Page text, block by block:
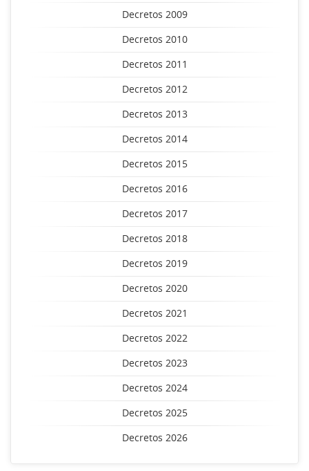
Decretos 2009
Decretos 2010
Decretos 2011
Decretos 2012
Decretos 2013
Decretos 2014
Decretos 2015
Decretos 2016
Decretos 2017
Decretos 2018
Decretos 2019
Decretos 2020
Decretos 2021
Decretos 2022
Decretos 2023
Decretos 2024
Decretos 2025
Decretos 2026